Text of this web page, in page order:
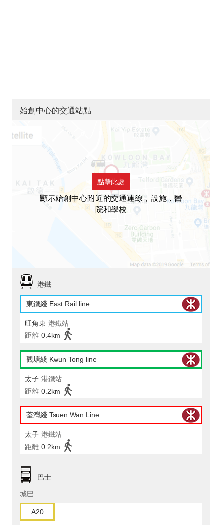
始創中心的交通站點
點擊此處
顯示始創中心附近的交通連線，設施，醫
院和學校
港鐵
東鐵綫 East Rail line
旺角東 港鐵站
距離 0.4km
觀塘綫 Kwun Tong line
太子 港鐵站
距離 0.2km
荃灣綫 Tsuen Wan Line
太子 港鐵站
距離 0.2km
巴士
城巴
A20